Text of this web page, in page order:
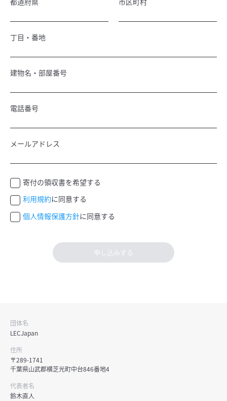
丁目・番地
建物名・部屋番号
電話番号
メールアドレス
寄付の領収書を希望する
利用規約に同意する
個人情報保護方針に同意する
申し込みする
団体名
LECJapan
住所
〒289-1741
千葉県山武郡横芝光町中台846番地4
代表者名
鈴木直人